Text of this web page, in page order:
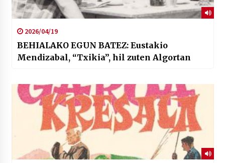
2026/04/19
BEHIALAKO EGUN BATEZ: Eustakio
Mendizabal, “Txikia”, hil zuten Algortan